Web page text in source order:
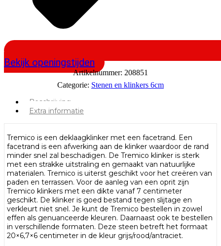
Bekijk openingstijden
Artikelnummer: 208851
Categorie: Stenen en klinkers 6cm
Beschrijving
Extra informatie
Tremico is een deklaagklinker met een facetrand. Een
facetrand is een afwerking aan de klinker waardoor de rand
minder snel zal beschadigen. De Tremico klinker is sterk
met een strakke uitstraling en gemaakt van natuurlijke
materialen. Tremico is uiterst geschikt voor het creëren van
paden en terrassen. Voor de aanleg van een oprit zijn
Tremico klinkers met een dikte vanaf 7 centimeter
geschikt. De klinker is goed bestand tegen slijtage en
verkleurt niet snel. Je kunt de Tremico bestellen in zowel
effen als genuanceerde kleuren. Daarnaast ook te bestellen
in verschillende formaten. Deze steen betreft het formaat
20×6,7×6 centimeter in de kleur grijs/rood/antraciet.